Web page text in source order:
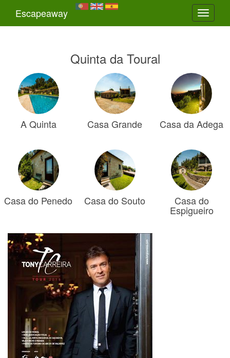
Toggle
Escapeaway
Quinta da Toural
A Quinta Casa Grande Casa da Adega
Casa do Penedo Casa do Souto Casa do
Espigueiro